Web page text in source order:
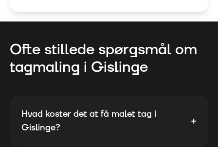
Ofte stillede spørgsmål om
tagmaling i Gislinge
Hvad koster det at få malet tag i
Gislinge?
+